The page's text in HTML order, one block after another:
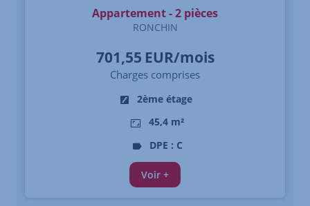
Appartement - 2 pièces
RONCHIN
701,55 EUR/mois
Charges comprises
2ème étage
45,4 m²
DPE : C
Voir +